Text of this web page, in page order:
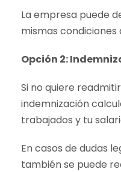
La empresa puede
mismas condiciones
Opción 2:
Si no quiere
indemnización
trabajados y tu
En casos de dudas
también se puede